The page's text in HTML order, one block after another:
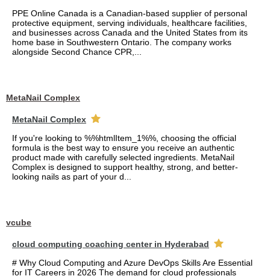
PPE Online Canada is a Canadian-based supplier of personal
protective equipment, serving individuals, healthcare facilities,
and businesses across Canada and the United States from its
home base in Southwestern Ontario. The company works
alongside Second Chance CPR,...
MetaNail Complex
MetaNail Complex
If you're looking to %%htmlItem_1%%, choosing the official
formula is the best way to ensure you receive an authentic
product made with carefully selected ingredients. MetaNail
Complex is designed to support healthy, strong, and better-
looking nails as part of your d...
vcube
cloud computing coaching center in Hyderabad
# Why Cloud Computing and Azure DevOps Skills Are Essential
for IT Careers in 2026 The demand for cloud professionals